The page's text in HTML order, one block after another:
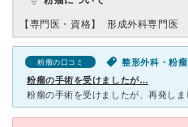
【専門医・資格】 形成外科専門医
粉瘤の口コミ 整形外科・粉瘤
粉瘤の手術を受けましたが…